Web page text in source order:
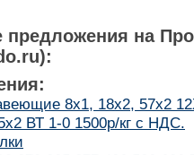
предложения на
8х1, 18х2, 57х2
ВТ 1-0 1500р/кг с НДС.